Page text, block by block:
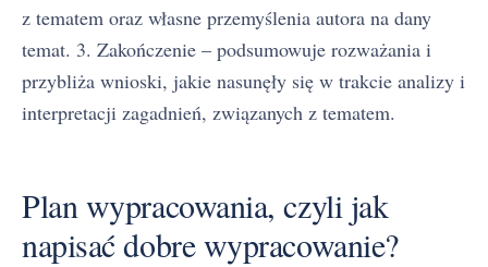
z tematem oraz własne przemyślenia autora na dany
temat. 3. Zakończenie – podsumowuje rozważania i
przybliża wnioski, jakie nasunęły się w trakcie analizy i
interpretacji zagadnień, związanych z tematem.
Plan wypracowania, czyli jak
napisać dobre wypracowanie?